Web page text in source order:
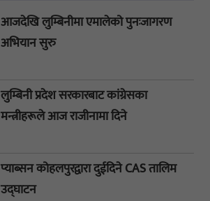
आजदेखि लुम्बिनीमा एमालेको पुनःजागरण
अभियान सुरु
लुम्बिनी प्रदेश सरकारबाट कांग्रेसका
मन्त्रीहरूले आज राजीनामा दिने
प्याब्सन कोहलपुरद्वारा दुईदिने CAS तालिम
उद्घाटन